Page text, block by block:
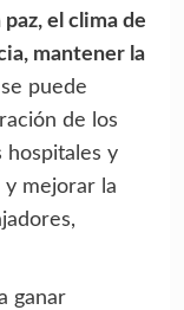
el clima de
mantener la
puede
de los
hospitales y
y mejorar la
ganar